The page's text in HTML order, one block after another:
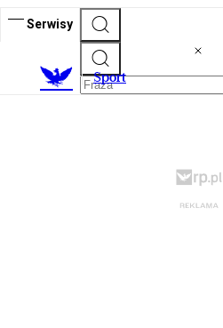
Serwisy
Sport